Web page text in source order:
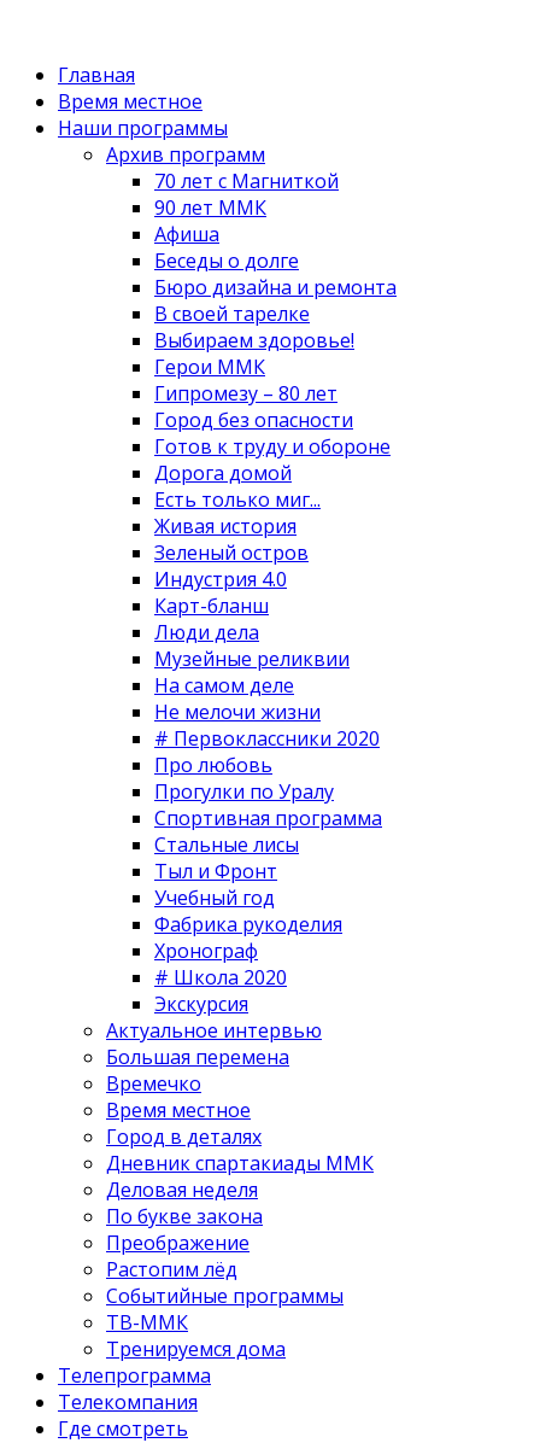
Главная
Время местное
Наши программы
Архив программ
70 лет с Магниткой
90 лет ММК
Афиша
Беседы о долге
Бюро дизайна и ремонта
В своей тарелке
Выбираем здоровье!
Герои ММК
Гипромезу – 80 лет
Город без опасности
Готов к труду и обороне
Дорога домой
Есть только миг...
Живая история
Зеленый остров
Индустрия 4.0
Карт-бланш
Люди дела
Музейные реликвии
На самом деле
Не мелочи жизни
# Первоклассники 2020
Про любовь
Прогулки по Уралу
Спортивная программа
Стальные лисы
Тыл и Фронт
Учебный год
Фабрика рукоделия
Хронограф
# Школа 2020
Экскурсия
Актуальное интервью
Большая перемена
Времечко
Время местное
Город в деталях
Дневник спартакиады ММК
Деловая неделя
По букве закона
Преображение
Растопим лёд
Событийные программы
ТВ-ММК
Тренируемся дома
Телепрограмма
Телекомпания
Где смотреть